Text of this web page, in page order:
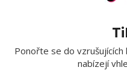
Ponořte se do
nabízejí